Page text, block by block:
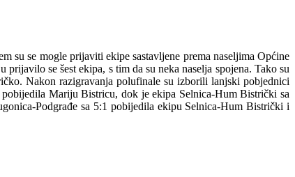
su se mogle prijaviti ekipe sastavljene prema naseljima Općine
se šest ekipa, s tim da su neka naselja spojena. Tako su
Nakon razigravanja polufinale su izborili lanjski pobjednici
Mariju Bistricu, dok je ekipa Selnica-Hum Bistrički sa
Podgrađe sa 5:1 pobijedila ekipu Selnica-Hum Bistrički i